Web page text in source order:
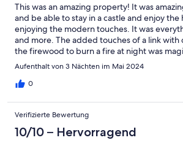
This was an amazing property! It was
and be able to stay in a castle and enjoy the
enjoying the modern touches. It was
and more. The added touches of a link with
the firewood to burn a fire at night was
definitely stay here again!
Aufenthalt von 3 Nächten im Mai 2024
0
Verifizierte Bewertung
10/10 – Hervorragend